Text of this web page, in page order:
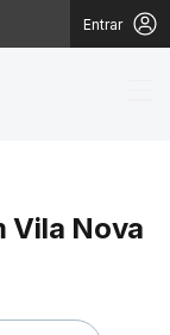
Entrar
Vila Nova